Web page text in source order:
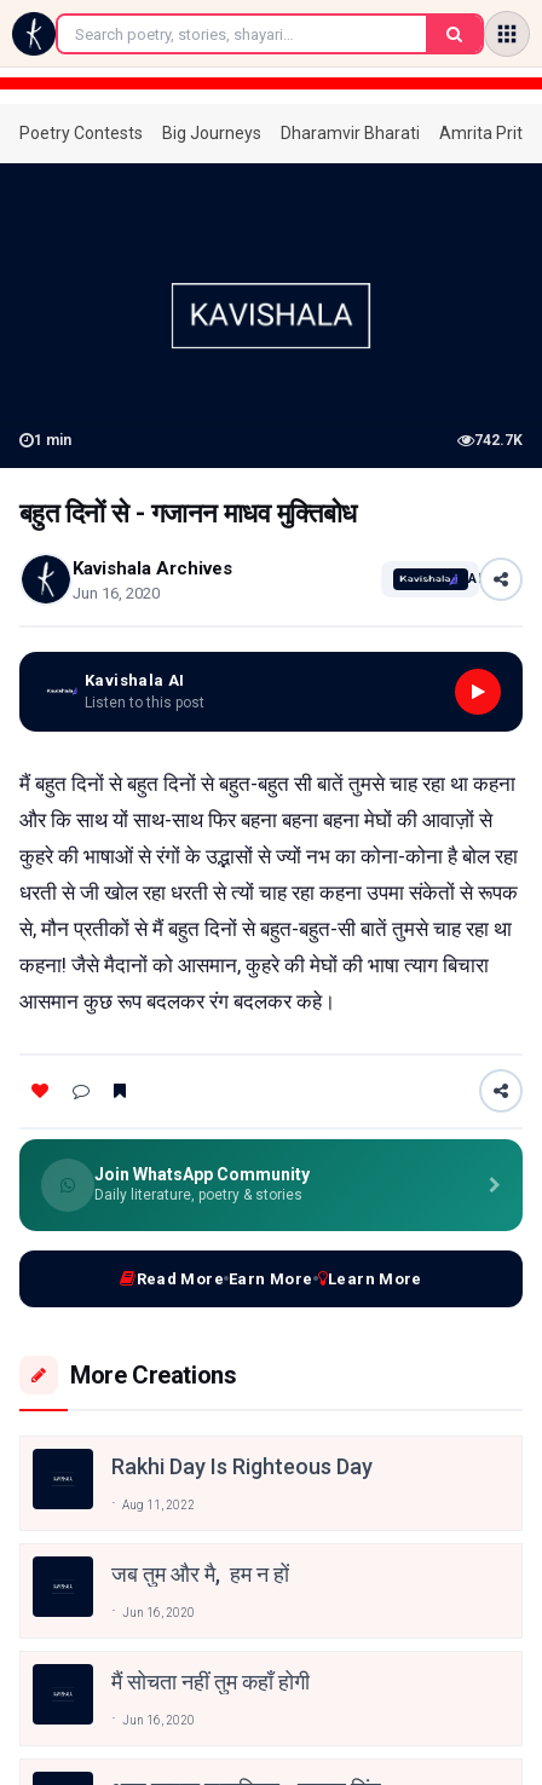
←
Poetry Contests Big Journeys Dharamvir Bharati Amrita
1 min 742.7K
बहुत दिनों से - गजानन माधव मुक्तिबोध
Kavishala Archives
Jun 16, 2020
AI
Kavishala AI
Listen to this post
मैं बहुत दिनों से बहुत दिनों से बहुत-बहुत सी बातें तुमसे चाह रहा था कहना
और कि साथ यों साथ-साथ फिर बहना बहना बहना मेघों की आवाज़ों से
कुहरे की भाषाओं से रंगों के उद्भासों से ज्यों नभ का कोना-कोना है बोल रहा
धरती से जी खोल रहा धरती से त्यों चाह रहा कहना उपमा संकेतों से रूपक
से, मौन प्रतीकों से मैं बहुत दिनों से बहुत-बहुत-सी बातें तुमसे चाह रहा था
कहना! जैसे मैदानों को आसमान, कुहरे की मेघों की भाषा त्याग बिचारा
आसमान कुछ रूप बदलकर रंग बदलकर कहे।
Join WhatsApp Community
Daily literature, poetry & stories
Read More Earn More Learn More
More Creations
Rakhi Day Is Righteous Day
Aug 11, 2022
जब तुम और मै, हम न हों
Jun 16, 2020
मैं सोचता नहीं तुम कहाँ होगी
Jun 16, 2020